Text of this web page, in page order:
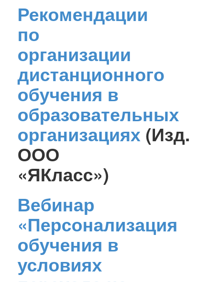
Рекомендации
по
организации
дистанционного
обучения в
образовательных
организациях (Изд.
ООО
«ЯКласс»)
Вебинар
«Персонализация
обучения в
условиях